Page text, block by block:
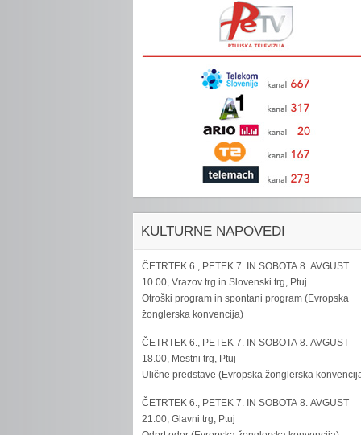
KULTURNE NAPOVEDI
ČETRTEK 6., PETEK 7. IN SOBOTA 8. AVGUST
10.00, Vrazov trg in Slovenski trg, Ptuj
Otroški program in spontani program (Evropska
žonglerska konvencija)
ČETRTEK 6., PETEK 7. IN SOBOTA 8. AVGUST
18.00, Mestni trg, Ptuj
Ulične predstave (Evropska žonglerska
ČETRTEK 6., PETEK 7. IN SOBOTA 8. AVGUST
21.00, Glavni trg, Ptuj